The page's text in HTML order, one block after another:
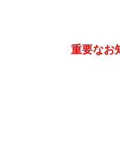
重要なお